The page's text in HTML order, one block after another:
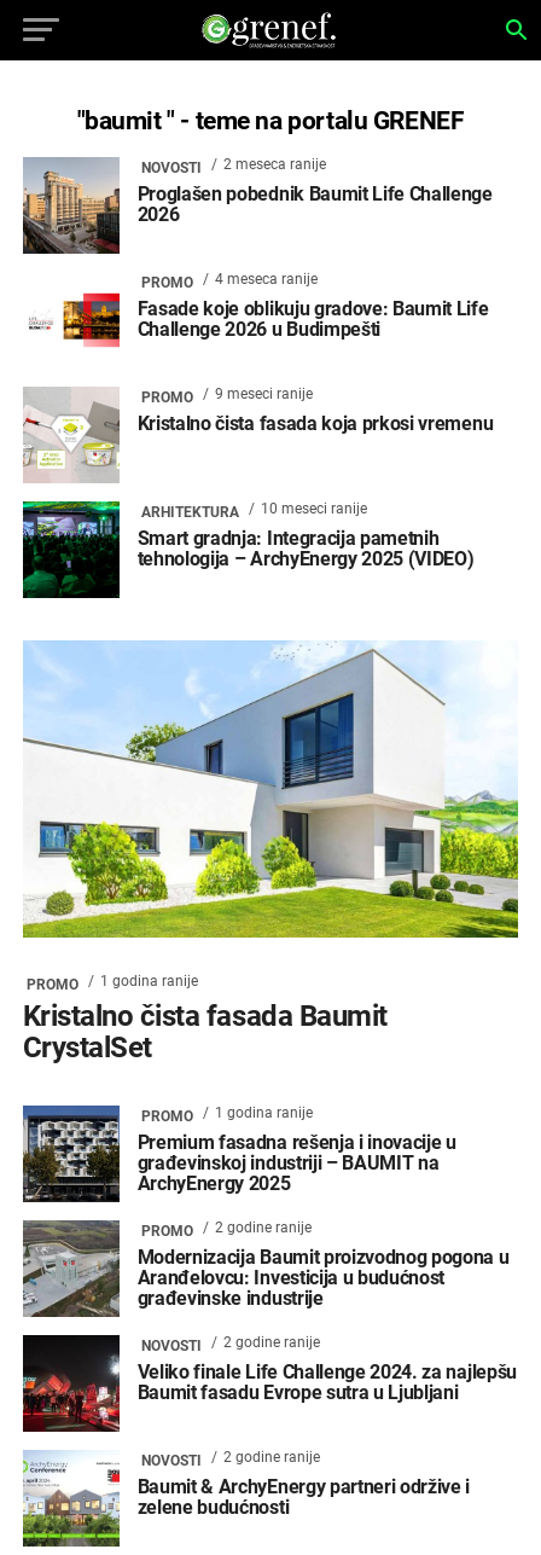
"baumit " - teme na portalu GRENEF
NOVOSTI 2 meseca ranije
Proglašen pobednik Baumit Life Challenge
2026
PROMO 4 meseca ranije
Fasade koje oblikuju gradove: Baumit Life
Challenge 2026 u Budimpešti
PROMO 9 meseci ranije
Kristalno čista fasada koja prkosi vremenu
ARHITEKTURA 10 meseci ranije
Smart gradnja: Integracija pametnih
tehnologija – ArchyEnergy 2025 (VIDEO)
PROMO 1 godina ranije
Kristalno čista fasada Baumit
CrystalSet
PROMO 1 godina ranije
Premium fasadna rešenja i inovacije u
građevinskoj industriji – BAUMIT na
ArchyEnergy 2025
PROMO 2 godine ranije
Modernizacija Baumit proizvodnog pogona u
Aranđelovcu: Investicija u budućnost
građevinske industrije
NOVOSTI 2 godine ranije
Veliko finale Life Challenge 2024. za najlepšu
Baumit fasadu Evrope sutra u Ljubljani
NOVOSTI 2 godine ranije
Baumit & ArchyEnergy partneri održive i
zelene budućnosti